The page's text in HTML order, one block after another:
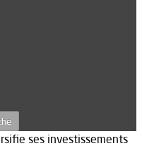
ses investissements